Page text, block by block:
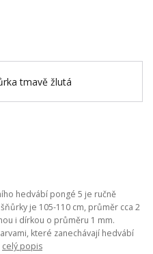
hedvábí pongé 5 je ručně
je 105-110 cm, průměr cca 2
i dírkou o průměru 1 mm.
které zanechávají hedvábí
celý popis